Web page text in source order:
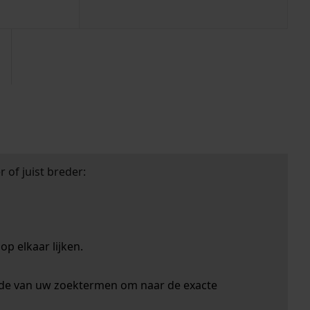
of juist breder:
elkaar lijken.
van uw zoektermen om naar de exacte